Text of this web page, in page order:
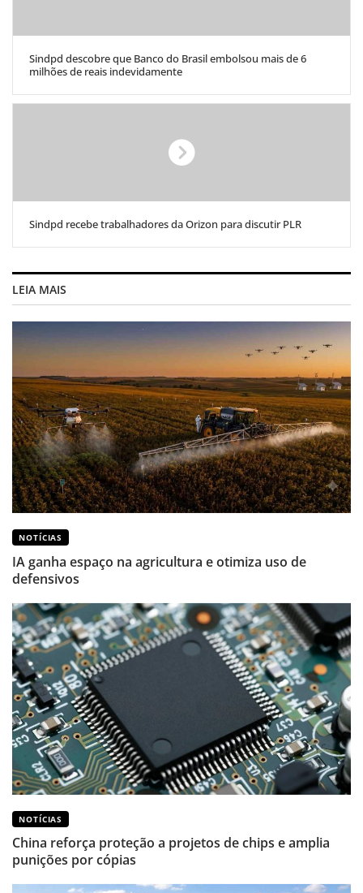
Sindpd descobre que Banco do Brasil embolsou mais de 6
milhões de reais indevidamente
Sindpd recebe trabalhadores da Orizon para discutir PLR
LEIA MAIS
NOTÍCIAS
IA ganha espaço na agricultura e otimiza uso de
defensivos
NOTÍCIAS
China reforça proteção a projetos de chips e amplia
punições por cópias